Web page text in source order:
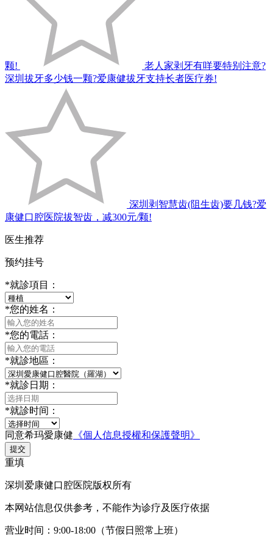
颗!
老人家剥牙有咩要特别注意?
深圳拔牙多少钱一颗?爱康健拔牙支持长者医疗券!
深圳剥智慧齿(阻生齿)要几钱?爱
康健口腔医院拔智齿，减300元/颗!
医生推荐
预约挂号
*就診項目：
*您的姓名：
*您的電話：
*就診地區：
*就診日期：
*就診时间：
同意希玛愛康健 《個人信息授權和保護聲明》
提交
重填
深圳爱康健口腔医院版权所有
本网站信息仅供参考，不能作为诊疗及医疗依据
营业时间：9:00-18:00（节假日照常上班）